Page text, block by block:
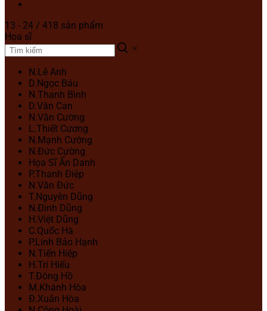
13 - 24 / 418 sản phẩm
Họa sĩ
N.Lê Anh
D.Ngọc Báu
N.Thanh Bình
D.Văn Can
N.Văn Cường
L.Thiết Cương
N.Mạnh Cường
N.Đức Cường
Họa Sĩ Ẩn Danh
P.Thanh Điệp
N.Văn Đức
T.Nguyên Dũng
N.Đình Dũng
H.Việt Dũng
C.Quốc Hà
P.Linh Bảo Hạnh
N.Tiến Hiệp
H.Trí Hiếu
T.Đông Hồ
M.Khánh Hòa
Đ.Xuân Hòa